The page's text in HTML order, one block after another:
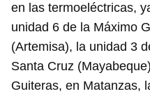
en las termoeléctricas,
unidad 6 de la Máximo
(Artemisa), la unidad 3
Santa Cruz
Guiteras, en Matanzas,